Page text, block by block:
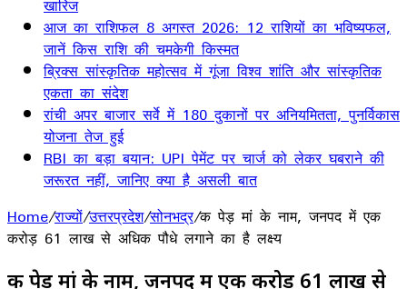
आज का राशिफल 8 अगस्त 2026: 12 राशियों का भविष्यफल,
जानें किस राशि की चमकेगी किस्मत
ब्रिक्स सांस्कृतिक महोत्सव में गूंजा विश्व शांति और सांस्कृतिक
एकता का संदेश
रांची अपर बाजार सर्वे में 180 दुकानों पर अनियमितता, पुनर्विकास
योजना तेज हुई
RBI का बड़ा बयान: UPI पेमेंट पर चार्ज को लेकर घबराने की
जरूरत नहीं, जानिए क्या है असली बात
Home/राज्यों/उत्तरप्रदेश/सोनभद्र/क पेड़ मां के नाम, जनपद में एक
करोड़ 61 लाख से अधिक पौधे लगाने का है लक्ष्य
क पेड़ मां के नाम, जनपद में एक करोड़ 61 लाख से